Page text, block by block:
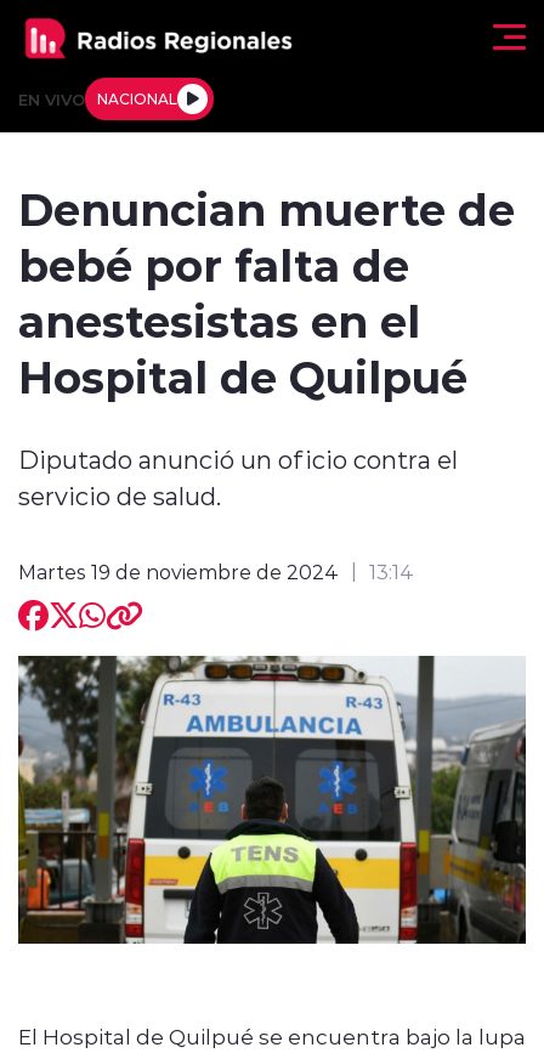
EN VIVO NACIONAL
Tendencias
Deportes
Regiones al Aire
modo claro
Denuncian muerte de
bebé por falta de
anestesistas en el
Hospital de Quilpué
Diputado anunció un oficio contra el
servicio de salud.
Martes 19 de noviembre de 2024 13:14
El Hospital de Quilpué se encuentra bajo la lupa